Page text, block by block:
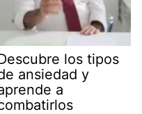
los tipos
ansiedad y
a